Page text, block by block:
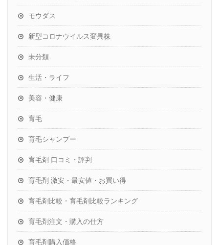
モウダス
新型コロナウイルス変異株
未分類
生活・ライフ
美容・健康
育毛
育毛シャンプー
育毛剤 口コミ・評判
育毛剤 激安・最安値・お買い得
育毛剤比較・育毛剤比較ランキング
育毛剤注文・購入の仕方
育毛剤購入価格